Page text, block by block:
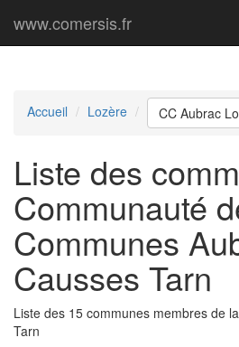
www.comersis.fr
Accueil Lozère CC Aubrac
Liste des
Communauté
Communes
Causses Tarn
Liste des 15 communes membres de
Tarn